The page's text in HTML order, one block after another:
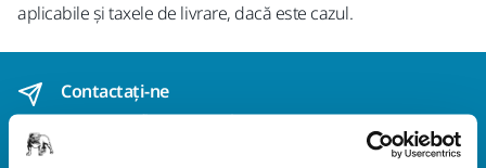
aplicabile și taxele de livrare, dacă este cazul.
Contactaţi-ne
Doriți să aflați mai multe?Vă rugăm să ne contactați,
iar echipa noastră de suport formată din experți vă